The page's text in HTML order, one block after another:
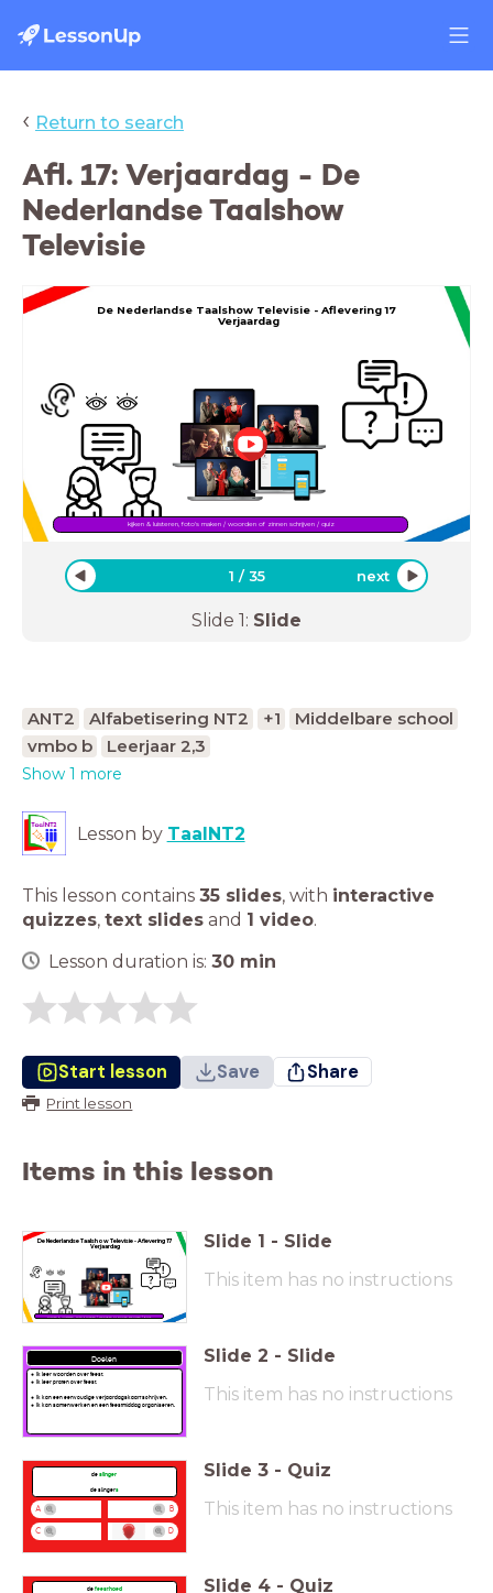
‹ Return to search
Afl. 17: Verjaardag - De
Nederlandse Taalshow
Televisie
De Nederlandse Taalshow Televisie - Aflevering 17
Verjaardag
kijken & luisteren, foto's maken / woorden of zinnen schrijven / quiz
1 /35 next
Slide 1: Slide
ANT2 Alfabetisering NT2 +1
Middelbare school
vmbo b
Leerjaar 2,3
Show 1 more
Lesson by TaalNT2
This lesson contains 35 slides, with interactive
quizzes, text slides and 1 video.
Lesson duration is: 30 min
Start lesson Save Share
Print lesson
Items in this lesson
De Nederlandse Taalshow Televisie -Aflevering 17
Verjaardag
kijken & luisteren, foto's maken / woorden of zinnen schrijven / quiz
Slide 1 - Slide
This item has no instructions
Doelen
Ik leer woorden over feest.
Ik leer praten over feest.
Ik kan een eenvoudige verjaardagskaart schrijven.
Ik kan samenwerken en een feestmiddag organiseren.
Slide 2 - Slide
This item has no instructions
deslinger
de slingers
A B
C D
Slide 3 - Quiz
This item has no instructions
defeesthoed Slide 4 - Quiz